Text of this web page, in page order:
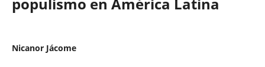
Nicanor Jácome